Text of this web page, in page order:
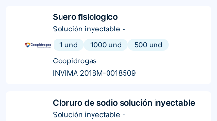
Suero fisiologico
Solución inyectable -
1 und
1000 und
500 und
Coopidrogas
INVIMA 2018M-0018509
Cloruro de sodio solución inyectable
Solución inyectable -